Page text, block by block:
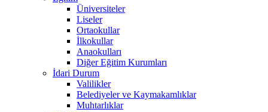
Üniversiteler
Liseler
Ortaokullar
İlkokullar
Anaokulları
Diğer Eğitim Kurumları
İdari Durum
Valilikler
Belediyeler ve Kaymakamlıklar
Muhtarlıklar